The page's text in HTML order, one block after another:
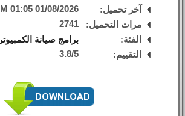
آخر تحميل:
01/08/2026 01:05 AM
مرات التحميل:
2741
الفئة:
برامج صيانة الكمبيوتر
التقييم:
3.8/5